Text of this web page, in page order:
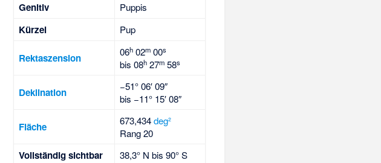
Genitiv Puppis
Kürzel Pup
Rektaszension 06h02m00s
bis 08h27m58s
Deklination
−51° 06′ 09″
bis −11° 15′ 08″
Fläche 673,434deg²
Rang 20
Voll­stän­dig sicht­bar 38,3° N bis 90° S